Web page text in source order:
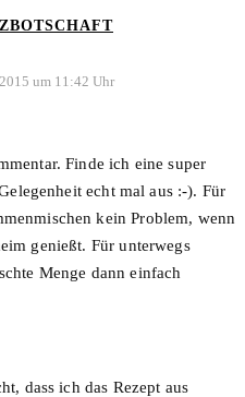
um 11:42 Uhr
Finde ich eine super
echt mal aus :-). Für
kein Problem, wenn
genießt. Für unterwegs
Menge dann einfach
dass ich das Rezept aus